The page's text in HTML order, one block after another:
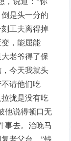
是头一分的
工夫离得掉
，能屈能
老爷得了保
今天我就头
请他们吃
拢是没有吃
他说得顿口无
事去。治晚马
老父台。”钱